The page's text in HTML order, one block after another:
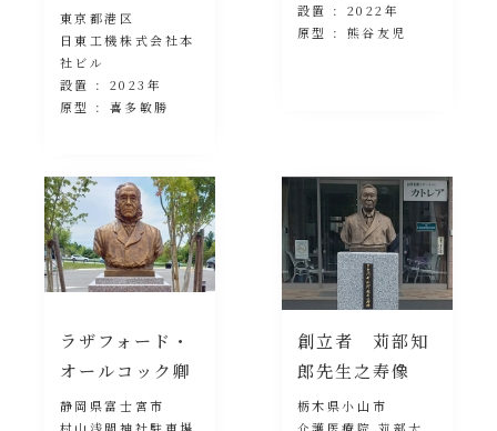
東京都港区
日東工機株式会社本
社ビル
設置 : 2023年
原型 : 喜多敏勝
設置 : 2022年
原型 : 熊谷友児
ラザフォード・
オールコック卿
静岡県富士宮市
村山浅間神社駐車場
創立者 苅部知
郎先生之寿像
栃木県小山市
介護医療院 苅部太